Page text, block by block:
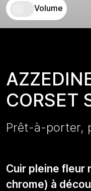
Volume
CORSET
Prêt-à-porter,
Cuir pleine fleur
chrome) à